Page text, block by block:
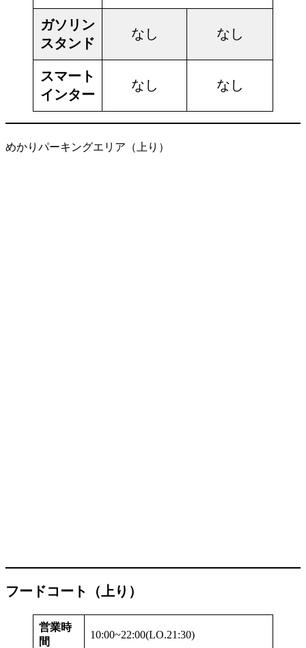
ガソリン
スタンド
なし なし
スマート
インター
なし なし
めかりパーキングエリア（上り）
フードコート（上り）
営業時
間
10:00~22:00(LO.21:30)